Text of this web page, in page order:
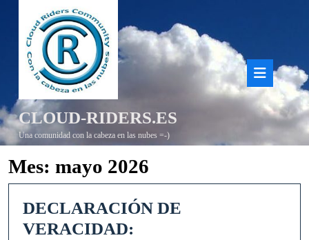
contenido
CLOUD-RIDERS.ES
Una comunidad con la cabeza en las nubes =-)
de
Mes: mayo 2026
DECLARACIÓN DE
VERACIDAD: